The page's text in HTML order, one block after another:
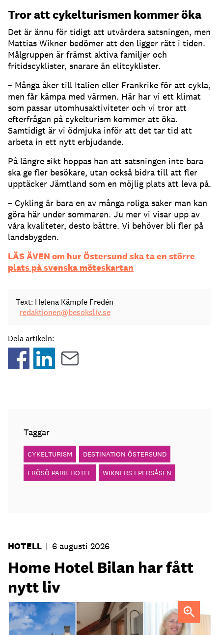
Tror att cykelturismen kommer öka
Det är ännu för tidigt att utvärdera satsningen, men
Mattias Wikner bedömer att den ligger rätt i tiden.
Målgruppen är främst aktiva familjer och
fritidscyklister, snarare än elitcyklister.
– Många åker till Italien eller Frankrike för att cykla,
men får kämpa med värmen. Här har vi ett klimat
som passar utomhusaktiviteter och vi tror att
efterfrågan på cykelturism kommer att öka.
Samtidigt är vi ödmjuka inför att det tar tid att
arbeta in ett nytt erbjudande.
På längre sikt hoppas han att satsningen inte bara
ska ge fler besökare, utan också bidra till att fler
upptäcker Jämtland som en möjlig plats att leva på.
– Cykling är bara en av många roliga saker man kan
göra här under sommaren. Ju mer vi visar upp av
våra kvaliteter, desto bättre. Vi behöver bli fler på
landsbygden.
LÄS ÄVEN om hur Östersund ska ta en större
plats på svenska möteskartan
Text: Helena Kämpfe Fredén
redaktionen@besoksliv.se
Dela artikeln:
Taggar
CYKELTURISM DESTINATION ÖSTERSUND
FRÖSÖ PARK HOTEL WIKNERS I PERSÅSEN
HOTELL | 6 augusti 2026
Home Hotel Bilan har fått
nytt liv
Anna Sundenhammar, General Manager på Home Hotel
Bilan.